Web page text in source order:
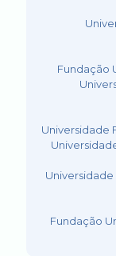
Fundação
Universidade
Fundação